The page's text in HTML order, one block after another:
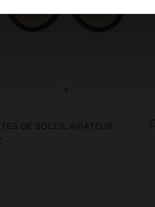
+
DE SOLEIL AVIATEUR